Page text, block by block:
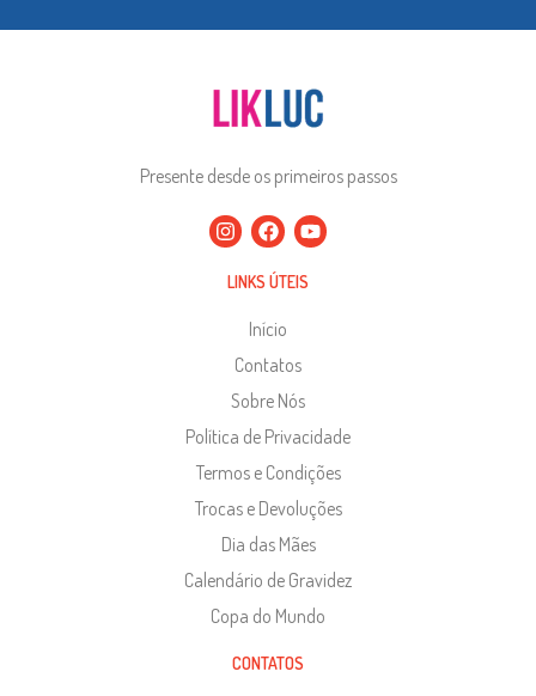
Presente desde os primeiros passos
LINKS ÚTEIS
Início
Contatos
Sobre Nós
Política de Privacidade
Termos e Condições
Trocas e Devoluções
Dia das Mães
Calendário de Gravidez
Copa do Mundo
CONTATOS